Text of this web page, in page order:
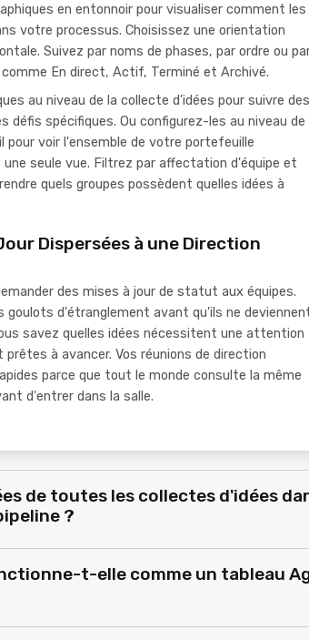
en entonnoir pour visualiser comment les
votre processus. Choisissez une orientation
Suivez par noms de phases, par ordre ou
En direct, Actif, Terminé et Archivé.
au niveau de la collecte d'idées pour suivre des
défis spécifiques. Ou configurez-les au niveau de
pour voir l'ensemble de votre portefeuille
une seule vue. Filtrez par affectation d'équipe et
quels groupes possèdent quelles idées à
Dispersées à une Direction
des mises à jour de statut aux équipes.
goulots d'étranglement avant qu'ils ne
savez quelles idées nécessitent une attention
à avancer. Vos réunions de direction
parce que tout le monde consulte la même
d'entrer dans la salle.
de toutes les collectes d'idées
?
t-elle comme un tableau